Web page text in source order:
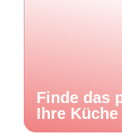
Finde das
Ihre Küche